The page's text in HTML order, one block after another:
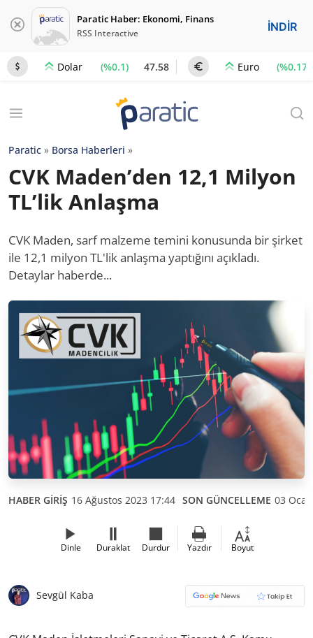
Paratic Haber: Ekonomi, Finans
RSS Interactive İNDİR
Dolar (%0.1) 47.58 Euro (%0.17)
Paratic » Borsa Haberleri »
CVK Maden’den 12,1 Milyon
TL’lik Anlaşma
CVK Maden, sarf malzeme temini konusunda bir şirket
ile 12,1 milyon TL'lik anlaşma yaptığını açıkladı.
Detaylar haberde...
HABER GİRİŞ 16 Ağustos 2023 17:44 SON GÜNCELLEME 03
Dinle Duraklat Durdur Yazdır Boyut
Sevgül Kaba